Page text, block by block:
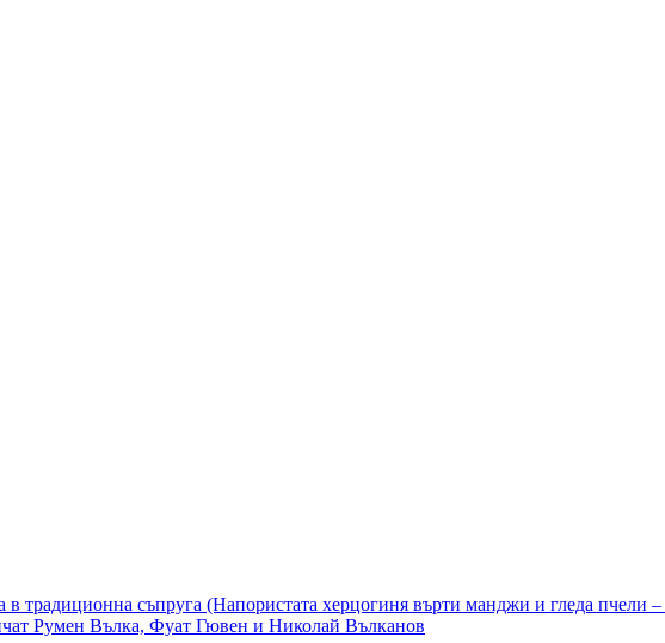
традиционна съпруга (Напористата херцогиня върти манджи и гледа пчели
Румен Вълка, Фуат Гювен и Николай Вълканов